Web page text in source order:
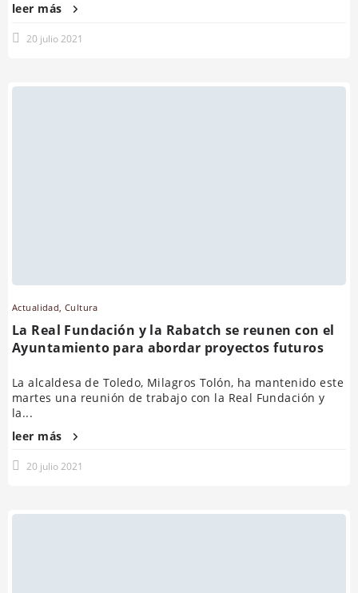
leer más
20 julio 2021
Actualidad ,Cultura
La Real Fundación y la Rabatch se reunen con el
Ayuntamiento para abordar proyectos futuros
La alcaldesa de Toledo, Milagros Tolón, ha mantenido este
martes una reunión de trabajo con la Real Fundación y
la...
leer más
20 julio 2021